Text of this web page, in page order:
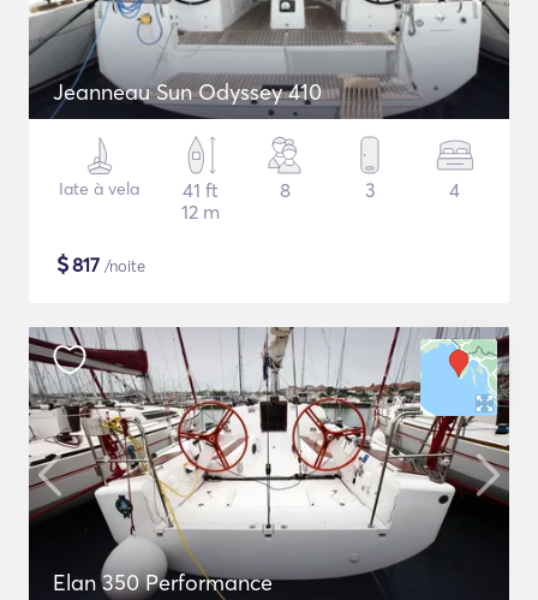
Jeanneau Sun Odyssey 410
Iate à vela
41 ft
12 m
8 3 4
$817 /noite
Elan 350 Performance